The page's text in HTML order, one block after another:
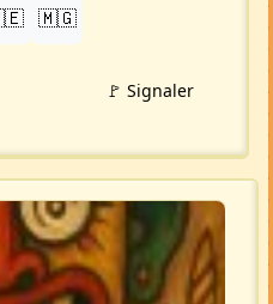
🇲🇬
🚩 Signaler